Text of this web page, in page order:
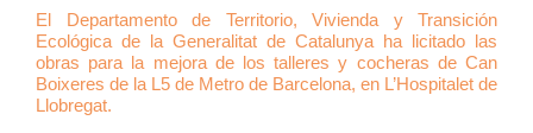
El Departamento de Territorio, Vivienda y Transición
Ecológica de la Generalitat de Catalunya ha licitado las
obras para la mejora de los talleres y cocheras de Can
Boixeres de la L5 de Metro de Barcelona, en L’Hospitalet de
Llobregat.